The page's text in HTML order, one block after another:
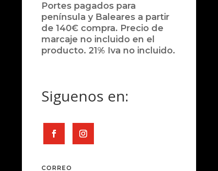
Portes pagados para
península y Baleares a partir
de 140€ compra. Precio de
marcaje no incluido en el
producto. 21% Iva no incluido.
Siguenos en:
CORREO